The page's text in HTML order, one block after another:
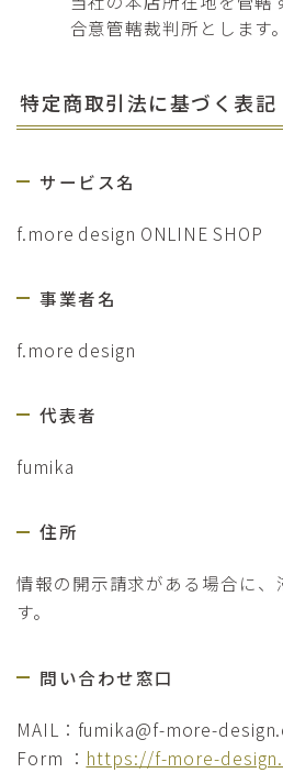
合意管轄裁判所とします。
特定商取引法に基づく表記
サービス名
f.more design ONLINE SHOP
事業者名
f.more design
代表者
fumika
住所
情報の開示請求がある場合に、
す。
問い合わせ窓口
MAIL：fumika@f-more-
Form ： https://f-more-